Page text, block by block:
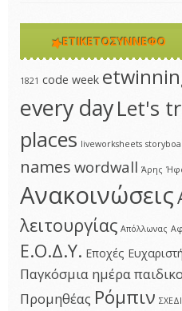
ΕΤΙΚΕΤΟΣΎΝΝΕΦΟ
1821 code week
every dayLet's
places liveworksheets
names wordwall Άρης
Ανακοινώσεις
λειτουργίας Απόλλωνας
Ε.Ο.Δ.Υ. Εποχές
Παγκόσμια ημέρα
Προμηθέας Ρόμπιν